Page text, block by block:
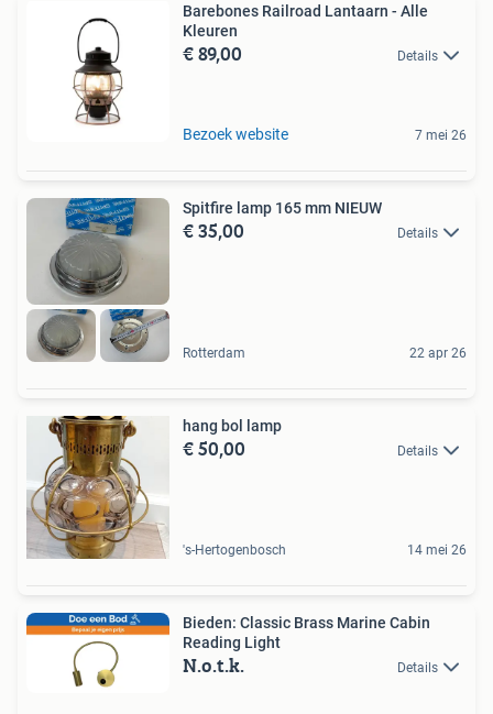
Barebones Railroad Lantaarn - Alle
Kleuren
€ 89,00 Details
Bezoek website 7 mei 26
Spitfire lamp 165 mm NIEUW
€ 35,00 Details
Rotterdam 22 apr 26
hang bol lamp
€ 50,00 Details
's-Hertogenbosch 14 mei 26
Bieden: Classic Brass Marine Cabin
Reading Light
N.o.t.k. Details